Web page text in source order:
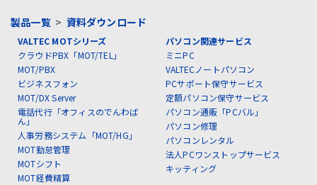
製品一覧> 資料ダウンロード
VALTEC MOTシリーズ
クラウドPBX「MOT/TEL」
MOT/PBX
ビジネスフォン
MOT/DX Server
電話代行「オフィスのでんわば
ん」
人事労務システム「MOT/HG」
MOT勤怠管理
MOTシフト
MOT経費精算
パソコン関連サービス
ミニPC
VALTECノートパソコン
PCサポート保守サービス
定額パソコン保守サービス
パソコン通販「PCバル」
パソコン修理
パソコンレンタル
法人PCワンストップサービス
キッティング